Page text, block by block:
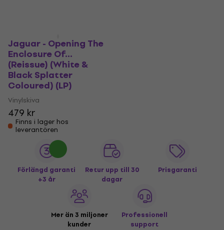
Jaguar - Opening The
Enclosure Of...
(Reissue) (White &
Black Splatter
Coloured) (LP)
Vinylskiva
479 kr
Finns i lager hos
leverantören
Förlängd garanti
+3 år
Retur upp till 30
dagar
Prisgaranti
Mer än 3 miljoner
kunder
Professionell
support